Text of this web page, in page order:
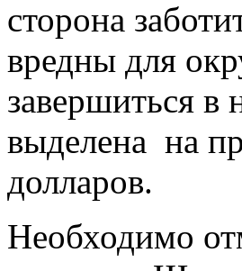
сторона
вредны для
завершиться в
выделена на
долларов.
Необходимо